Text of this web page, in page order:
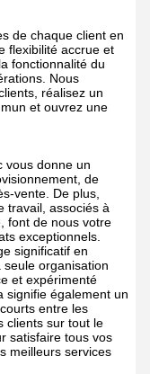
de chaque client en
flexibilité accrue et
fonctionnalité du
Nous
réalisez un
et ouvrez une
vous donne un
de
vente. De plus,
travail, associés à
font de nous votre
exceptionnels.
significatif en
organisation
et expérimenté
signifie également un
entre les
clients sur tout le
satisfaire tous vos
meilleurs services